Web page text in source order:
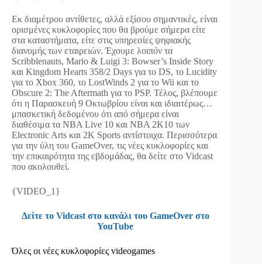
Εκ διαμέτρου αντίθετες, αλλά εξίσου σημαντικές, είναι
ορισμένες κυκλοφορίες που θα βρούμε σήμερα είτε
στα καταστήματα, είτε στις υπηρεσίες ψηφιακής
διανομής των εταιρειών. Έχουμε λοιπόν τα
Scribblenauts, Mario & Luigi 3: Bowser’s Inside Story
και Kingdom Hearts 358/2 Days για το DS, το Lucidity
για το Xbox 360, το LostWinds 2 για το Wii και το
Obscure 2: The Aftermath για το PSP. Τέλος, βλέπουμε
ότι η Παρασκευή 9 Οκτωβρίου είναι και ιδιαιτέρως…
μπασκετική δεδομένου ότι από σήμερα είναι
διαθέσιμα τα NBA Live 10 και NBA 2K10 των
Electronic Arts και 2K Sports αντίστοιχα. Περισσότερα
για την ύλη του GameOver, τις νέες κυκλοφορίες και
την επικαιρότητα της εβδομάδας, θα δείτε στο Vidcast
που ακολουθεί.
{VIDEO_1}
Δείτε το Vidcast στο κανάλι του GameOver στο
YouTube
Όλες οι νέες κυκλοφορίες videogames